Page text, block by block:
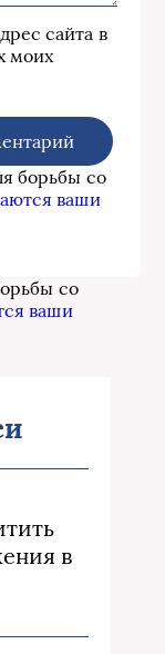
сайта в
моих
борьбы со
ваши
со
ваши
в